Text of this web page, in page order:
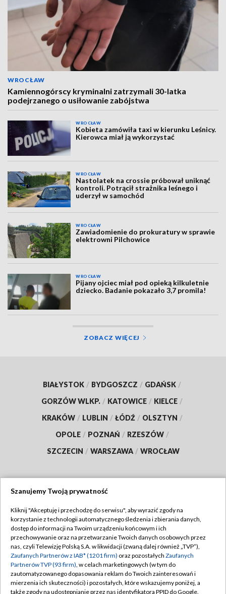
WROCŁAW
Kamiennogórscy kryminalni zatrzymali 30-latka
podejrzanego o usiłowanie zabójstwa
WROCŁAW
Kobieta zamówiła taxi w kierunku Leśnicy.
Kierowca miał ją wykorzystać
WROCŁAW
Nastolatek na crossie próbował uniknąć
kontroli. Potrącił strażnika leśnego i
uderzył w samochód
WROCŁAW
Zawiadomienie do prokuratury w sprawie
elektrowni Pilchowice
WROCŁAW
Pijany ojciec miał pod opieką kilkuletnie
dziecko. Badanie pokazało 3,7 promila!
ZOBACZ WIĘCEJ
BIAŁYSTOK / BYDGOSZCZ / GDAŃSK /
GORZÓW WLKP. / KATOWICE / KIELCE /
KRAKÓW / LUBLIN / ŁÓDŹ / OLSZTYN /
OPOLE / POZNAŃ / RZESZÓW /
SZCZECIN / WARSZAWA / WROCŁAW
TVP
Abonament TVP
Emisja w TVP
Centrum informacji TVP
Naziemna Telewizja Cyfrowa
Regulamin TVP
Polityka prywatności
Moje zgody
Pomoc
Szanujemy Twoją prywatność
Kliknij "Akceptuję i przechodzę do serwisu", aby wyrazić zgody na
korzystanie z technologii automatycznego śledzenia i zbierania danych,
dostęp do informacji na Twoim urządzeniu końcowym i ich
przechowywanie oraz na przetwarzanie Twoich danych osobowych przez
nas, czyli Telewizję Polską S.A. w likwidacji (zwaną dalej również „TVP”),
Zaufanych Partnerów z IAB* (1201 firm) oraz pozostałych Zaufanych
Partnerów TVP (93 firm), w celach marketingowych (w tym do
zautomatyzowanego dopasowania reklam do Twoich zainteresowań i
mierzenia ich skuteczności) i pozostałych, które wskazujemy poniżej, a
także zgody na udostępnianie przez nas identyfikatora PPID do Google.